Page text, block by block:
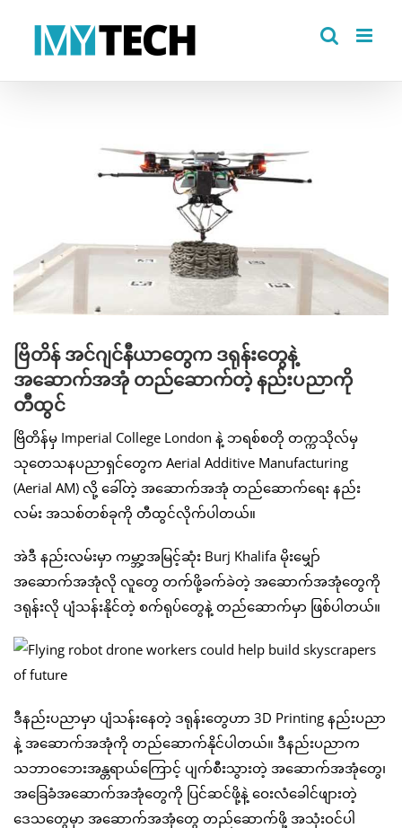
ဗြိတိန် အင်ဂျင်နီယာတွေက ဒရုန်းတွေနဲ့
အဆောက်အအုံ တည်ဆောက်တဲ့ နည်းပညာကို
တီထွင်
ဗြိတိန်မှ Imperial College London နဲ့ ဘရစ်စတို တက္ကသိုလ်မှ
သုတေသနပညာရှင်တွေက Aerial Additive Manufacturing
(Aerial AM) လို့ ခေါ်တဲ့ အဆောက်အအုံ တည်ဆောက်ရေး နည်း
လမ်း အသစ်တစ်ခုကို တီထွင်လိုက်ပါတယ်။
အဲဒီ နည်းလမ်းမှာ ကမ္ဘာ့အမြင့်ဆုံး Burj Khalifa မိုးမျှော်
အဆောက်အအုံလို လူတွေ တက်ဖို့ခက်ခဲတဲ့ အဆောက်အအုံတွေကို
ဒရုန်းလို ပျံသန်းနိုင်တဲ့ စက်ရုပ်တွေနဲ့ တည်ဆောက်မှာ ဖြစ်ပါတယ်။
ဒီနည်းပညာမှာ ပျံသန်းနေတဲ့ ဒရုန်းတွေဟာ 3D Printing နည်းပညာ
နဲ့ အဆောက်အအုံကို တည်ဆောက်နိုင်ပါတယ်။ ဒီနည်းပညာက
သဘာဝဘေးအန္တရာယ်ကြောင့် ပျက်စီးသွားတဲ့ အဆောက်အအုံတွေ၊
အခြေခံအဆောက်အအုံတွေကို ပြင်ဆင်ဖို့နဲ့ ဝေးလံခေါင်ဖျားတဲ့
ဒေသတွေမှာ အဆောက်အအုံတွေ တည်ဆောက်ဖို့ အသုံးဝင်ပါ